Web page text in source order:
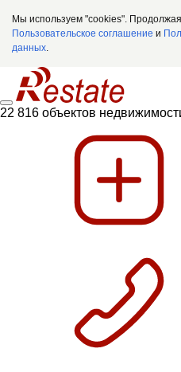
Мы используем "cookies".
Пользовательское соглашение и
данных.
22 816 объектов